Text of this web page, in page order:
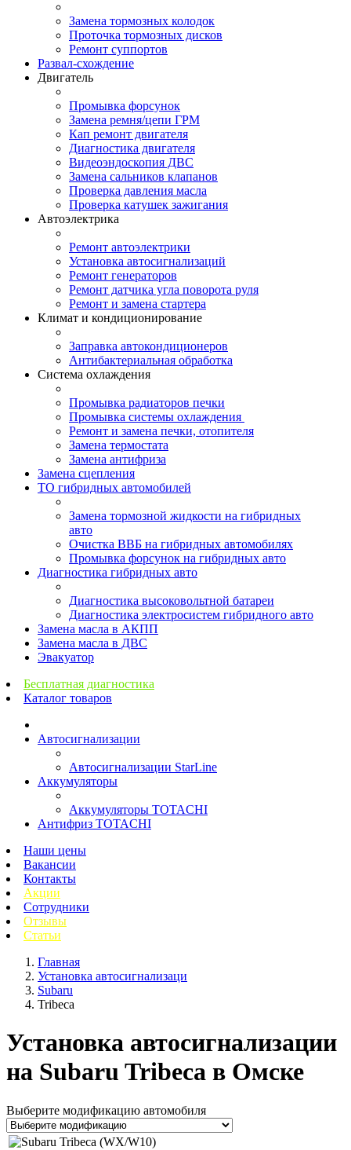
Замена тормозных колодок
Проточка тормозных дисков
Ремонт суппортов
Развал-схождение
Двигатель
Промывка форсунок
Замена ремня/цепи ГРМ
Кап ремонт двигателя
Диагностика двигателя
Видеоэндоскопия ДВС
Замена сальников клапанов
Проверка давления масла
Проверка катушек зажигания
Автоэлектрика
Ремонт автоэлектрики
Установка автосигнализаций
Ремонт генераторов
Ремонт датчика угла поворота руля
Ремонт и замена стартера
Климат и кондиционирование
Заправка автокондиционеров
Антибактериальная обработка
Система охлаждения
Промывка радиаторов печки
Промывка системы охлаждения
Ремонт и замена печки, отопителя
Замена термостата
Замена антифриза
Замена сцепления
ТО гибридных автомобилей
Замена тормозной жидкости на гибридных
авто
Очистка ВВБ на гибридных автомобилях
Промывка форсунок на гибридных авто
Диагностика гибридных авто
Диагностика высоковольтной батареи
Диагностика электросистем гибридного авто
Замена масла в АКПП
Замена масла в ДВС
Эвакуатор
Бесплатная диагностика
Каталог товаров
Автосигнализации
Автосигнализации StarLine
Аккумуляторы
Аккумуляторы TOTACHI
Антифриз TOTACHI
Наши цены
Вакансии
Контакты
Акции
Сотрудники
Отзывы
Статьи
Главная
Установка автосигнализаци
Subaru
Tribeca
Установка автосигнализации
на Subaru Tribeca в Омске
Выберите модификацию автомобиля